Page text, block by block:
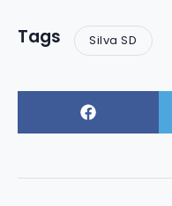
Tags Silva SD